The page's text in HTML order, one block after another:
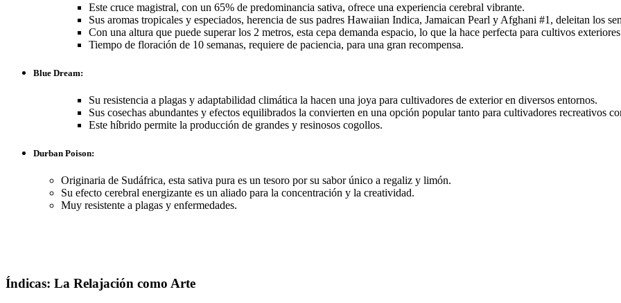
Este cruce magistral, con un 65% de predominancia sativa, ofrece una experiencia cerebral vibrante.
Sus aromas tropicales y especiados, herencia de sus padres Hawaiian Indica, Jamaican Pearl y Afghani #1, deleitan los
Con una altura que puede superar los 2 metros, esta cepa demanda espacio, lo que la hace perfecta para cultivos
Tiempo de floración de 10 semanas, requiere de paciencia, para una gran recompensa.
Blue Dream:
Su resistencia a plagas y adaptabilidad climática la hacen una joya para cultivadores de exterior en diversos entornos.
Sus cosechas abundantes y efectos equilibrados la convierten en una opción popular tanto para cultivadores recreativos
Este híbrido permite la producción de grandes y resinosos cogollos.
Durban Poison:
Originaria de Sudáfrica, esta sativa pura es un tesoro por su sabor único a regaliz y limón.
Su efecto cerebral energizante es un aliado para la concentración y la creatividad.
Muy resistente a plagas y enfermedades.
Índicas: La Relajación como Arte